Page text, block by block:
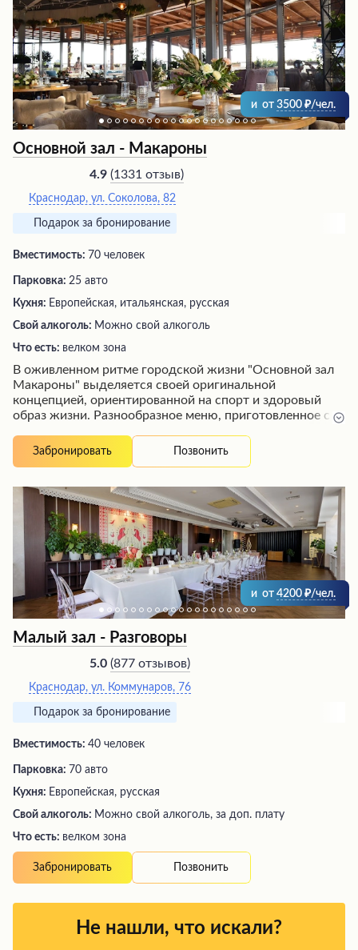
и от 3500 /чел.
Основной зал - Макароны
4.9 (1331 отзыв)
Краснодар, ул. Соколова, 82
Подарок за бронирование
Вместимость: 70 человек
Парковка: 25 авто
Кухня: Европейская, итальянская, русская
Свой алкоголь: Можно свой алкоголь
Что есть: велком зона
В оживленном ритме городской жизни "Основной зал
Макароны" выделяется своей оригинальной
концепцией, ориентированной на спорт и здоровый
образ жизни. Разнообразное меню, приготовленное с
вкусными блюдами в стильном интерьере.
Превосходное обслуживание, приятная музыка и
создают атмосферу комфорта и уюта. Просторные
зоны позволяют провести время в приватной
обстановке, а наличие парковки добавляет удобства
для автомобилистов.
Забронировать Позвонить
и от 4200 /чел.
Малый зал - Разговоры
5.0 (877 отзывов)
Краснодар, ул. Коммунаров, 76
Подарок за бронирование
Вместимость: 40 человек
Парковка: 70 авто
Кухня: Европейская, русская
Свой алкоголь: Можно свой алкоголь, за доп. плату
Что есть: велком зона
Забронировать Позвонить
Не нашли, что искали?